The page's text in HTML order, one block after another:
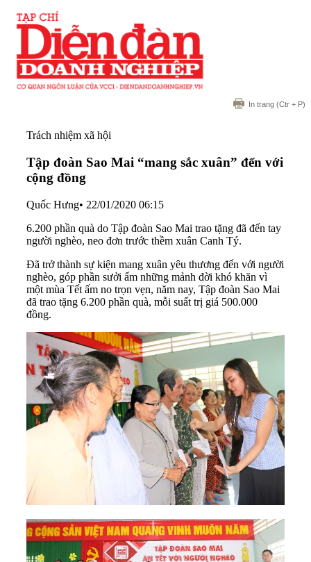
In trang (Ctr + P)
Trách nhiệm xã hội
Tập đoàn Sao Mai “mang sắc xuân” đến với
cộng đồng
Quốc Hưng• 22/01/2020 06:15
6.200 phần quà do Tập đoàn Sao Mai trao tặng đã đến tay
người nghèo, neo đơn trước thềm xuân Canh Tý.
Đã trở thành sự kiện mang xuân yêu thương đến với người
nghèo, góp phần sưởi ấm những mảnh đời khó khăn vì
một mùa Tết ấm no trọn vẹn, năm nay, Tập đoàn Sao Mai
đã trao tặng 6.200 phần quà, mỗi suất trị giá 500.000
đồng.